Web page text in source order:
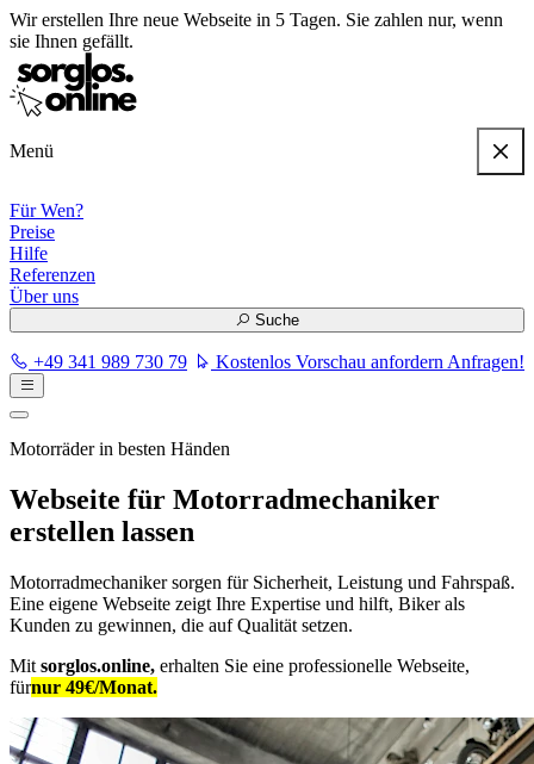
Wir erstellen Ihre neue Webseite in 5 Tagen. Sie zahlen nur, wenn
sie Ihnen gefällt.
Menü
Für Wen?
Preise
Hilfe
Referenzen
Über uns
Suche
+49 341 989 730 79 Kostenlos Vorschau anfordern Anfragen!
Motorräder in besten Händen
Webseite für Motorrad­mechaniker
erstellen lassen
Motorradmechaniker sorgen für Sicherheit, Leistung und Fahrspaß.
Eine eigene Webseite zeigt Ihre Expertise und hilft, Biker als
Kunden zu gewinnen, die auf Qualität setzen.
Mit sorglos.online, erhalten Sie eine professionelle Webseite,
fürnur 49€/Monat.